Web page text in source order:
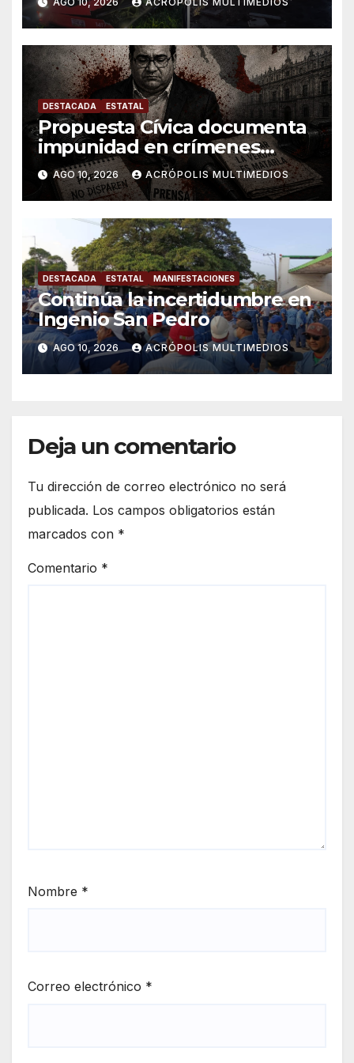
DESTACADA ESTATAL
Propuesta Cívica documenta
impunidad en crímenes
contra periodistas en
Veracruz
AGO 10, 2026 ACRÓPOLIS MULTIMEDIOS
DESTACADA ESTATAL MANIFESTACIONES
Continúa la incertidumbre en
Ingenio San Pedro
AGO 10, 2026 ACRÓPOLIS MULTIMEDIOS
Deja un comentario
Tu dirección de correo electrónico no será
publicada. Los campos obligatorios están
marcados con *
Comentario *
Nombre *
Correo electrónico *